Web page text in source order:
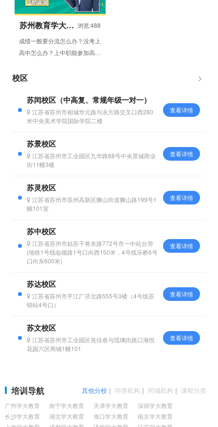
苏州教育学大中 浏览:488
成绩一般要分流怎么办？没考上
高中怎么办？上中职能参加高考
初中毕业怎么参加高考？考不...
校区
苏闰校区（中高复、常规年级一对一）
江苏省苏州市相城华元路与永方路交叉口西280
米中央美术学院国际学院二楼
查看详情
苏景校区
江苏省苏州市工业园区九华路88号中央景城商业
街11幢3楼
查看详情
苏灵校区
江苏省苏州市苏州高新区狮山街道狮山路199号1
幢101室
查看详情
苏中校区
江苏省苏州市姑苏干将东路772号市一中站台旁
(地铁1号线临顿路1号口向西150米，4号线乐桥6号
口向东600米)
查看详情
苏达校区
江苏省苏州市平江广济北路555号3楼（4号线苏
锦站4号口）
查看详情
苏文校区
江苏省苏州市工业园区兆佳巷与琉璃街路口海悦
花园六区商铺1幢101
查看详情
其他分校 | 同类机构 | 同城机构 | 课程分类
培训导航
广州学大教育 南宁学大教育 天津学大教育
深圳学大教育
长沙学大教育
湖北学大教育 海口学大教育
南京学大教育